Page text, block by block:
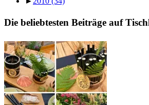
Die beliebtesten Beiträge auf